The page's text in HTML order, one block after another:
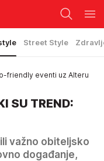
Street Style
friendly eventi uz Alteru
SU TREND:
važno obiteljsko
događanje,